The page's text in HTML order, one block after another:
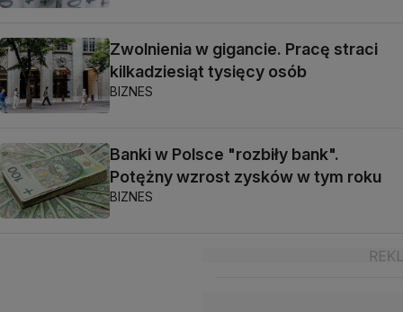
Zwolnienia w gigancie. Pracę straci
kilkadziesiąt tysięcy osób
BIZNES
Banki w Polsce "rozbiły bank".
Potężny wzrost zysków w tym roku
BIZNES